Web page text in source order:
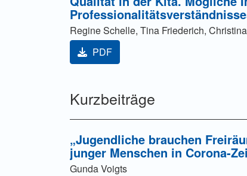
Regine Schelle, Tina Friederich,
PDF
Kurzbeiträge
„Jugendliche brauchen
junger Menschen in Corona-
Gunda Voigts